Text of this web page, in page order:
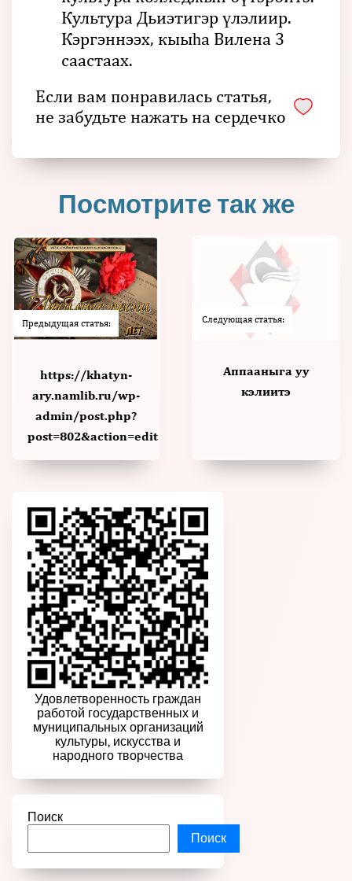
Культура Дьиэтигэр үлэлиир.
Кэргэннээх, кыыһа Вилена 3
саастаах.
Если вам понравилась статья,
не забудьте нажать на сердечко
Посмотрите так же
Предыдущая статья:
https://khatyn-
ary.namlib.ru/wp-
admin/post.php?
post=802&action=edit
Следующая статья:
Аппааныга уу
кэлиитэ
Удовлетворенность граждан
работой государственных и
муниципальных организаций
культуры, искусства и
народного творчества
Поиск
Поиск